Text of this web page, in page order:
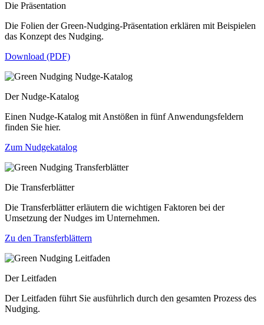
Die Präsentation
Die Folien der Green-Nudging-Präsentation erklären mit Beispielen
das Konzept des Nudging.
Download (PDF)
Der Nudge-Katalog
Einen Nudge-Katalog mit Anstößen in fünf Anwendungsfeldern
finden Sie hier.
Zum Nudgekatalog
Die Transferblätter
Die Transferblätter erläutern die wichtigen Faktoren bei der
Umsetzung der Nudges im Unternehmen.
Zu den Transferblättern
Der Leitfaden
Der Leitfaden führt Sie ausführlich durch den gesamten Prozess des
Nudging.